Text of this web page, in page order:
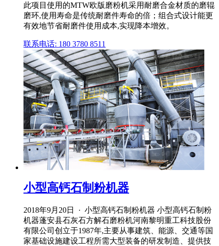
此项目使用的MTW欧版磨粉机采用耐磨合金材质的磨辊
磨环,使用寿命是传统耐磨件寿命的倍；组合式设计能更
有效地节省耐磨件使用成本,实现降本增效。
联系电话: 180 3780 8511
小型高钙石制粉机器
2018年9月20日 · 小型高钙石制粉机器 小型高钙石制粉
机器蓬安县石灰石方解石磨粉机河南黎明重工科技股份
有限公司创立于1987年,主要从事建筑、能源、交通等国
家基础设施建设工程所需大型装备的研发制造、提供技